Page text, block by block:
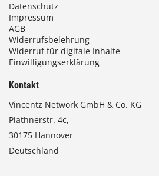
Datenschutz
Impressum
AGB
Widerrufsbelehrung
Widerruf für digitale Inhalte
Einwilligungserklärung
Kontakt
Vincentz Network GmbH & Co. KG
Plathnerstr. 4c,
30175 Hannover
Deutschland